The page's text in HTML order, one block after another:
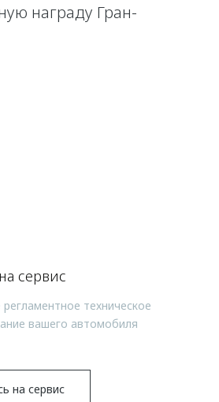
награду Гран-
сервис
техническое
вашего автомобиля
на сервис